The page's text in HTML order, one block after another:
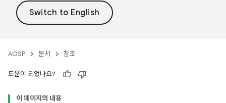
AOSP 문서 참조
도움이 되었나요?
이 페이지의 내용